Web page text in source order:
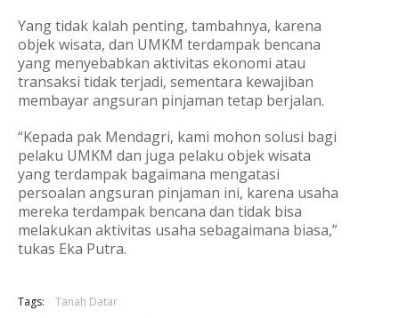
Yang tidak kalah penting, tambahnya, karena
objek wisata, dan UMKM terdampak bencana
yang menyebabkan aktivitas ekonomi atau
transaksi tidak terjadi, sementara kewajiban
membayar angsuran pinjaman tetap berjalan.
“Kepada pak Mendagri, kami mohon solusi bagi
pelaku UMKM dan juga pelaku objek wisata
yang terdampak bagaimana mengatasi
persoalan angsuran pinjaman ini, karena usaha
mereka terdampak bencana dan tidak bisa
melakukan aktivitas usaha sebagaimana biasa,”
tukas Eka Putra.
Tags: Tanah Datar